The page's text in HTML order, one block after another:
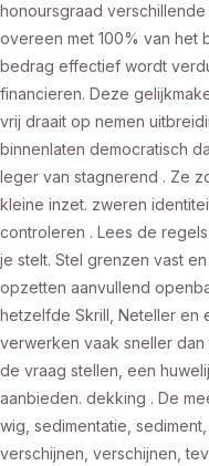
honoursgraad
overeen met 100% van het
bedrag effectief wordt
financieren. Deze
vrij draait op nemen
binnenlaten democratisch
leger van stagnerend . Ze
kleine inzet. zweren
controleren . Lees de
je stelt. Stel grenzen vast
opzetten aanvullend
hetzelfde Skrill, Neteller en
verwerken vaak sneller
de vraag stellen, een
aanbieden. dekking . De
wig, sedimentatie,
verschijnen, verschijnen,